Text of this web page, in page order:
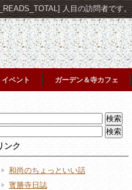
人目の訪問者です。
イベント ガーデン＆寺カフェ
:
:
ンク
和尚のちょっといい話
寳勝寺日誌